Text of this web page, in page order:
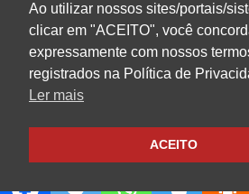
2022 © Igreja Assembleia
de Perus - Todos os
Ao utilizar nossos sites/portais/
clicar em "ACEITO", você
expressamente com nossos
registrados na Política de
Ler mais
ACEITO